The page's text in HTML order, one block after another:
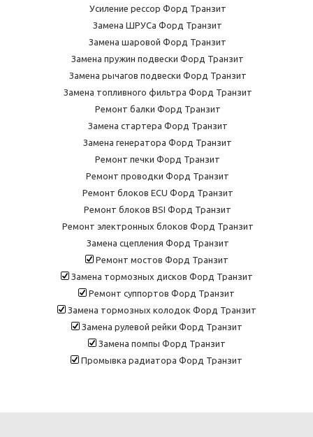
Усиление рессор Форд Транзит
Замена ШРУСа Форд Транзит
Замена шаровой Форд Транзит
Замена пружин подвески Форд Транзит
Замена рычагов подвески Форд Транзит
Замена топливного фильтра Форд Транзит
Ремонт балки Форд Транзит
Замена стартера Форд Транзит
Замена генератора Форд Транзит
Ремонт печки Форд Транзит
Ремонт проводки Форд Транзит
Ремонт блоков ECU Форд Транзит
Ремонт блоков BSI Форд Транзит
Ремонт электронных блоков Форд Транзит
Замена сцепления Форд Транзит
Ремонт мостов Форд Транзит
Замена тормозных дисков Форд Транзит
Ремонт суппортов Форд Транзит
Замена тормозных колодок Форд Транзит
Замена рулевой рейки Форд Транзит
Замена помпы Форд Транзит
Промывка радиатора Форд Транзит